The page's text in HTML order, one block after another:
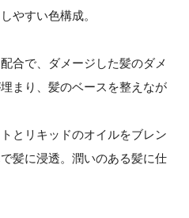
やすい色構成。
合で、ダメージした髪のダメ
まり、髪のベースを整えなが
とリキッドのオイルをブレン
髪に浸透。潤いのある髪に仕